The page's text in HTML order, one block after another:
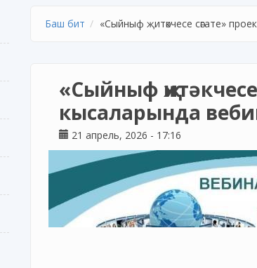
Баш бит «Сыйныф җитәкчесе сәгате»
«Сыйныф
кысаларында
21 апрель, 2026 - 17:16